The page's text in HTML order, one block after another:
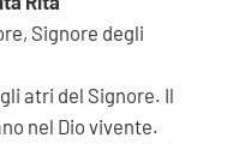
Signore degli
atri del Signore. Il
nel Dio vivente.